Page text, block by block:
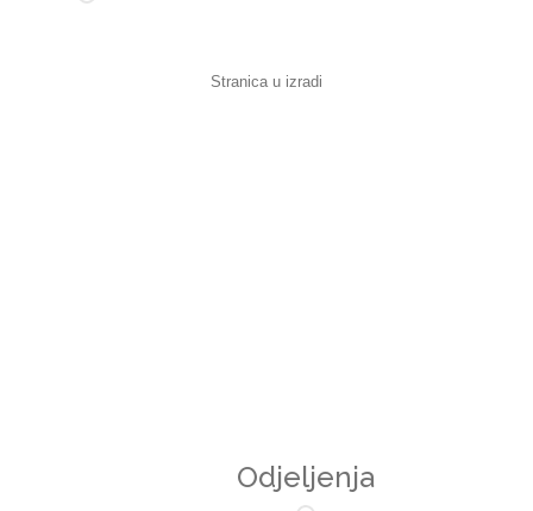
Stranica u izradi
Odjeljenja